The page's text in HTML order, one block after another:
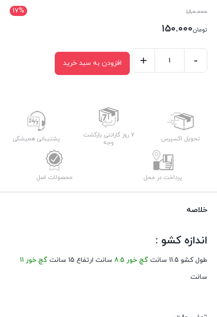
17% 180.000قیمت
اصلی:
تومان150.000
فعلی:
تومان150.000.
-
+ افزودن به سبد خرید
تحویل اکسپرس
7 روز گارانتی بازگشت
وجه
پشتیبانی همیشگی
پرداخت در محل محصولات اصل
خلاصه
اندازه کشو :
طول کشو 11.5 سانت گچ خور 8.5 سانت ارتفاع 15 سانت
گچ خور 11
سانت